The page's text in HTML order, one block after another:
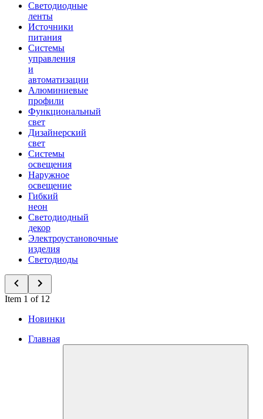
Светодиодные
ленты
Источники
питания
Системы
управления
и
автоматизации
Алюминиевые
профили
Функциональный
свет
Дизайнерский
свет
Системы
освещения
Наружное
освещение
Гибкий
неон
Светодиодный
декор
Электроустановочные
изделия
Светодиоды
Item 1 of 12
Новинки
Главная